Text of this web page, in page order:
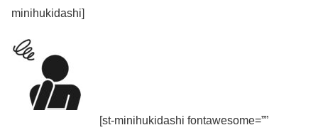
minihukidashi]
[st-minihukidashi fontawesome=””